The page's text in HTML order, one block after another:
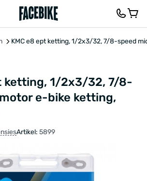
KMC e8 ept ketting, 1/2x3/32, 7/8-speed
ketting, 1/2x3/32, 7/8-
e-bike ketting,
Artikel: 5899
FEEDBACK EN VRAGEN